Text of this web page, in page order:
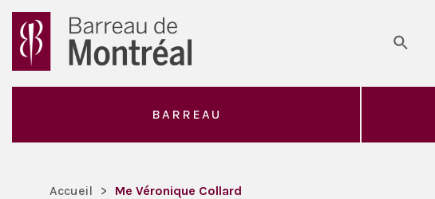
BARREAU
Accueil > Me Véronique Collard